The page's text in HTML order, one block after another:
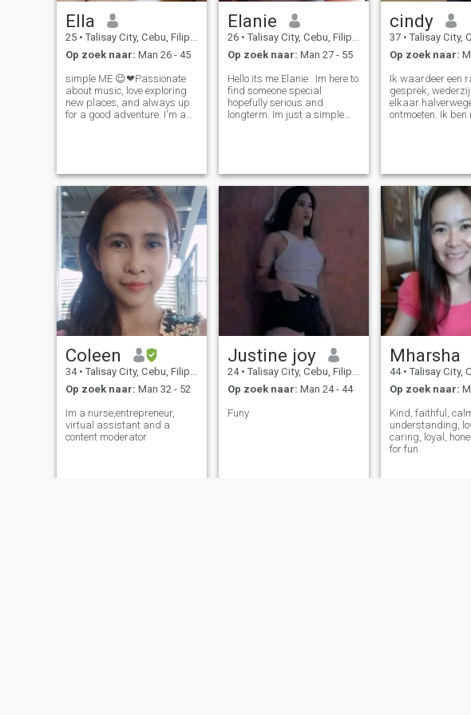
Ella
25 • Talisay City, Cebu, Filipijnen
Op zoek naar: Man 26 - 45
simple ME 😉❤Passionate
about music, love exploring
new places, and always up
for a good adventure. I'm a
similar interests and values
deep
Elanie
26 • Talisay City, Cebu, Filipijnen
Op zoek naar: Man 27 - 55
Hello its me Elanie . Im here to
find someone special
hopefully serious and
longterm. Im just a simple
also visit grandma . I k
cindy
37 • Talisay City,
Op zoek naar:
Ik waardeer een
gesprek,
elkaar
ontmoeten. Ik ben
georiënteerd en
in liefde en als ik
het zeer goed
Coleen
34 • Talisay City, Cebu, Filipijnen
Op zoek naar: Man 32 - 52
Im a nurse,entrepreneur,
virtual assistant and a
content moderator
Justine joy
24 • Talisay City, Cebu, Filipijnen
Op zoek naar: Man 24 - 44
Funy
Mharsha
44 • Talisay City,
Op zoek naar:
Kind, faithful,
understanding,
caring, loyal,
for fun.